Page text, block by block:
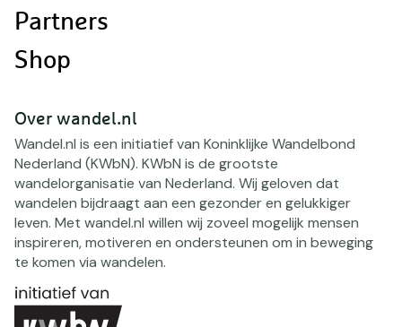
Partners
Shop
Over wandel.nl
Wandel.nl is een initiatief van Koninklijke Wandelbond
Nederland (KWbN). KWbN is de grootste
wandelorganisatie van Nederland. Wij geloven dat
wandelen bijdraagt aan een gezonder en gelukkiger
leven. Met wandel.nl willen wij zoveel mogelijk mensen
inspireren, motiveren en ondersteunen om in beweging
te komen via wandelen.